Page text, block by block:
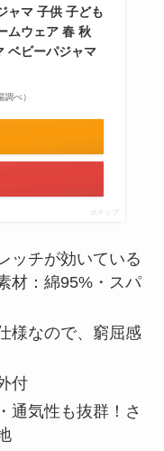
ャマ 子供 子ども
ムウェア 春 秋
ベビーパジャマ
べ）
ポチップ
ッチが効いている
材：綿95%・スパ
様なので、窮屈感
付
通気性も抜群！さ